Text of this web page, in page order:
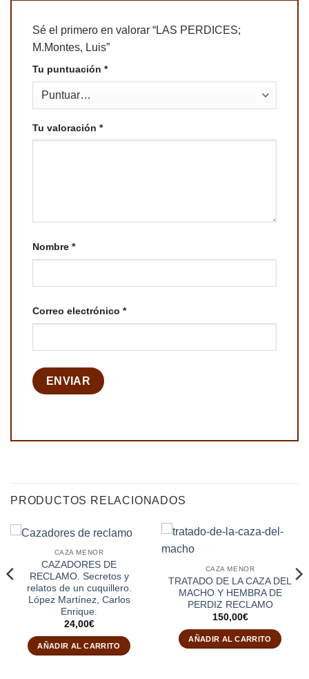
Sé el primero en valorar “LAS PERDICES;
M.Montes, Luis”
Tu puntuación *
Tu valoración *
Nombre *
Correo electrónico *
PRODUCTOS RELACIONADOS
CAZA MENOR
CAZADORES DE
RECLAMO. Secretos y
relatos de un cuquillero.
López Martínez, Carlos
Enrique.
24,00€
AÑADIR AL CARRITO
CAZA MENOR
TRATADO DE LA CAZA DEL
MACHO Y HEMBRA DE
PERDIZ RECLAMO
150,00€
AÑADIR AL CARRITO